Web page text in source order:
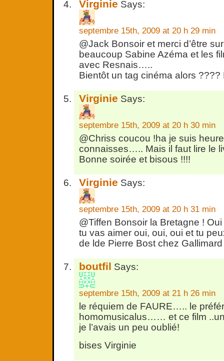
Virginie Says:
septembre 15th, 2009 at 20 h 29 min
@Jack Bonsoir et merci d’être
beaucoup Sabine Azéma et les
avec Resnais…..
Bientôt un tag cinéma alors ????
Virginie Says:
septembre 15th, 2009 at 20 h 30 min
@Chriss coucou !ha je suis
connaisses….. Mais il faut lire le
Bonne soirée et bisous !!!!
Virginie Says:
septembre 15th, 2009 at 20 h 31 min
@Tiffen Bonsoir la Bretagne !
tu vas aimer oui, oui, oui et tu
de lde Pierre Bost chez
boutfil Says:
septembre 15th, 2009 at 21 h 26 min
le réquiem de FAURE….. le
homomusicalus…… et ce film
je l’avais un peu oublié!
bises Virginie